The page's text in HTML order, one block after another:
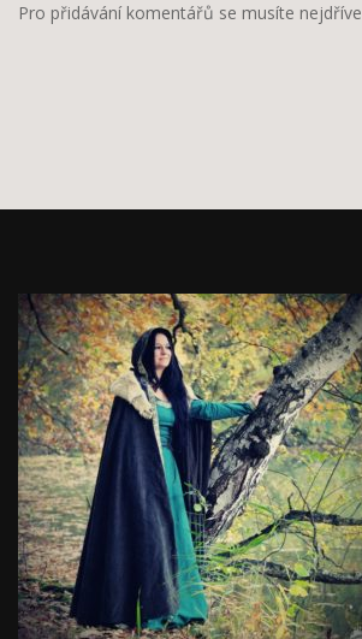
Pro přidávání komentářů se musíte nejdříve